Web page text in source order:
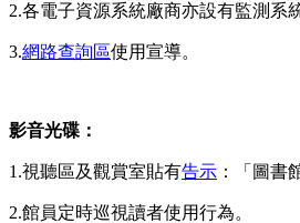
2.各電子資源系統廠商亦設有監測系
3.網路查詢區使用宣導。
影音光碟：
1.視聽區及觀賞室貼有告示 ：「圖書
2.館員定時巡視讀者使用行為。